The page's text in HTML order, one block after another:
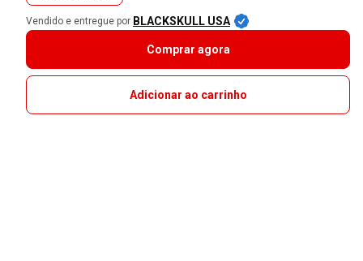
Vendido e entregue por BLACKSKULL USA
Comprar agora
Adicionar ao carrinho